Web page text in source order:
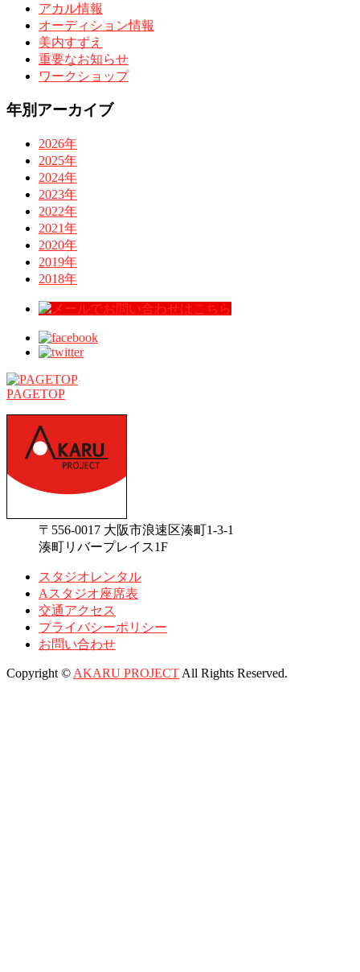
アカル情報
オーディション情報
美内すずえ
重要なお知らせ
ワークショップ
年別アーカイブ
2026年
2025年
2024年
2023年
2022年
2021年
2020年
2019年
2018年
PAGETOP
〒556-0017 大阪市浪速区湊町1-3-1
湊町リバープレイス1F
スタジオレンタル
Aスタジオ座席表
交通アクセス
プライバシーポリシー
お問い合わせ
Copyright © AKARU PROJECT All Rights Reserved.